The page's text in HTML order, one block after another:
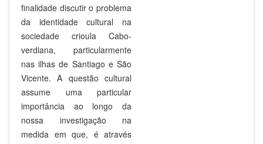
finalidade discutir o problema
da identidade cultural na
sociedade crioula Cabo-
verdiana, particularmente
nas ilhas de Santiago e São
Vicente. A questão cultural
assume uma particular
importância ao longo da
nossa investigação na
medida em que, é através